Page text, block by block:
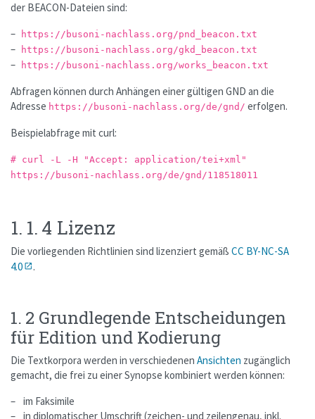
der BEACON-Dateien sind:
https://busoni-nachlass.org/pnd_beacon.txt
https://busoni-nachlass.org/gkd_beacon.txt
https://busoni-nachlass.org/works_beacon.txt
Abfragen können durch Anhängen einer gültigen GND an die
Adresse https://busoni-nachlass.org/de/gnd/ erfolgen.
Beispielabfrage mit curl:
# curl -L -H "Accept: application/tei+xml"
https://busoni-nachlass.org/de/gnd/118518011
1. 1. 4 Lizenz
Die vorliegenden Richtlinien sind lizenziert gemäß CC BY-NC-SA
4.0
.
1. 2 Grundlegende Entscheidungen
für Edition und Kodierung
Die Textkorpora werden in verschiedenen Ansichten zugänglich
gemacht, die frei zu einer Synopse kombiniert werden können:
im Faksimile
in diplomatischer Umschrift (zeichen- und zeilengenau, inkl.